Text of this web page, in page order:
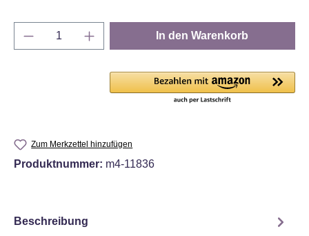
Produkt Anzahl: Gib den gewünschten
In den Warenkorb
Zum Merkzettel hinzufügen
Produktnummer: m4-11836
Beschreibung